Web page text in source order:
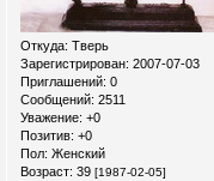
Откуда: Тверь
Зарегистрирован: 2007-07-03
Приглашений: 0
Сообщений: 2511
Уважение: +0
Позитив: +0
Пол: Женский
Возраст: 39 [1987-02-05]